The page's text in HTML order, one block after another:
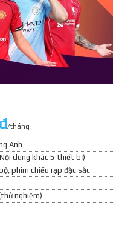
/tháng
Anh
dung khác 5 thiết bị)
phim chiếu rạp đặc sắc
nghiệm)